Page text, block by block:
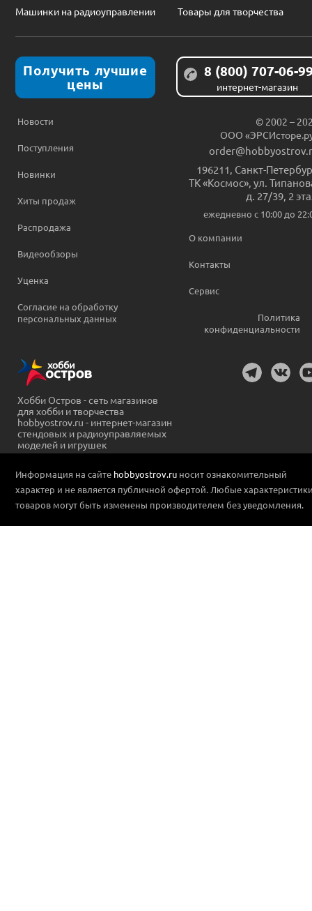
Машинки на радиоуправлении
Товары для творчества
Получить лучшие
цены
8 (800) 707-06-
интернет-магазин
Новости
Поступления
Новинки
Хиты продаж
Распродажа
Видеообзоры
Уценка
Согласие на обработку
персональных данных
© 2002 –
ООО
196211, Санкт-
ТК «Космос», ул.
д. 27/39, 2
ежедневно c 10:00 до
О компании
Контакты
Сервис
Политика
конфиденциальности
Хобби Остров - сеть магазинов
для хобби и творчества
hobbyostrov.ru - интернет-магазин
стендовых и радиоуправляемых
моделей и игрушек
Информация на сайте hobbyostrov.ru носит ознакомительный
характер и не является публичной офертой. Любые
товаров могут быть изменены производителем без уведомления.